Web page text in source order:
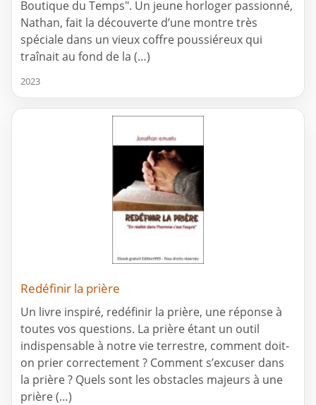
Boutique du Temps". Un jeune horloger passionné,
Nathan, fait la découverte d’une montre très
spéciale dans un vieux coffre poussiéreux qui
traînait au fond de la (…)
2023
Redéfinir la prière
Un livre inspiré, redéfinir la prière, une réponse à
toutes vos questions. La prière étant un outil
indispensable à notre vie terrestre, comment doit-
on prier correctement ? Comment s’excuser dans
la prière ? Quels sont les obstacles majeurs à une
prière (…)